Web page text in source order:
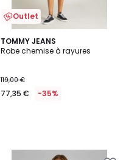
Outlet
TOMMY JEANS
Robe chemise à rayures
119,00 €
77,35 € -35%